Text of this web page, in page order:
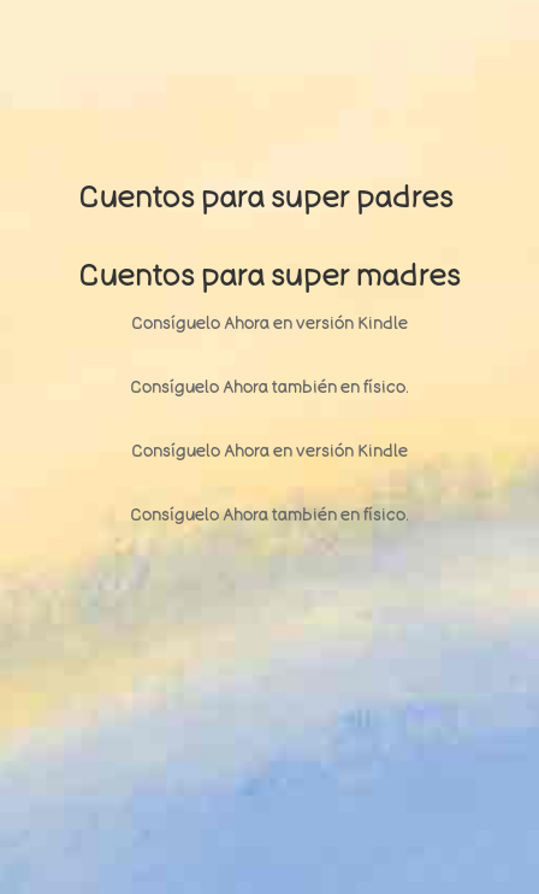
Cuentos para super padres
Cuentos para super madres
Consíguelo Ahora en versión Kindle
Consíguelo Ahora también enfísico.
Consíguelo Ahora en versión Kindle
Consíguelo Ahora también enfísico.